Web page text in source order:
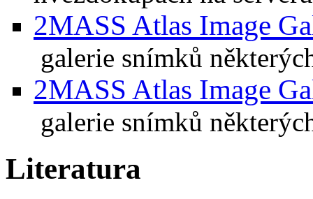
2MASS Atlas Image
galerie snímků
2MASS Atlas Image
galerie snímků
Literatura